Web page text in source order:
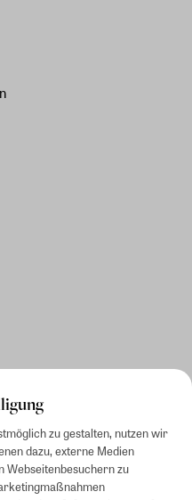
zu gestalten, nutzen wir
dazu, externe Medien
Webseitenbesuchern zu